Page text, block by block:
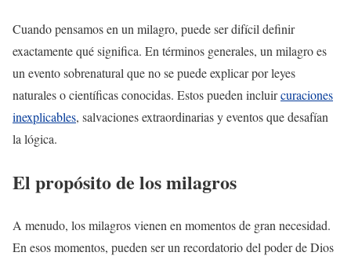
Cuando pensamos en un milagro, puede ser difícil definir
exactamente qué significa. En términos generales, un milagro es
un evento sobrenatural que no se puede explicar por leyes
naturales o científicas conocidas. Estos pueden incluircuraciones
inexplicables, salvaciones extraordinarias y eventos que desafían
la lógica.
El propósito de los milagros
A menudo, los milagros vienen en momentos de gran necesidad.
En esos momentos, pueden ser un recordatorio del poder de Dios